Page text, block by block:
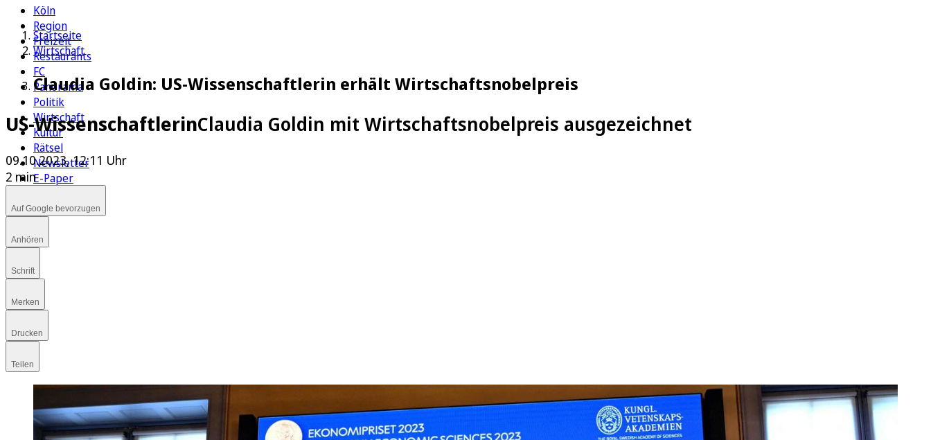
Köln
Region
Freizeit
Restaurants
FC
Panorama
Politik
Wirtschaft
Kultur
Rätsel
Newsletter
E-Paper
Startseite
Wirtschaft
Claudia Goldin: US-Wissenschaftlerin erhält Wirtschaftsnobelpreis
US-WissenschaftlerinClaudia Goldin mit Wirtschaftsnobelpreis ausgezeichnet
09.10.2023, 12:11 Uhr
2 min
Auf Google bevorzugen
Anhören
Schrift
Merken
Drucken
Teilen